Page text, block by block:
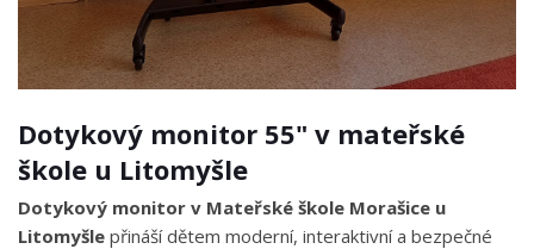
Dotykový monitor 55" v mateřské
škole u Litomyšle
Dotykový monitor v Mateřské škole Morašice u
Litomyšle přináší dětem moderní, interaktivní a bezpečné